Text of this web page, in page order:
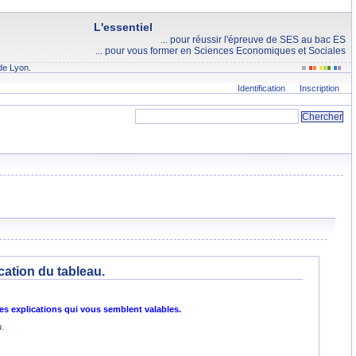
L'essentiel
... pour réussir l'épreuve de SES au bac ES
... pour vous former en Sciences Economiques et Sociales
Lyon.
Identification Inscription
du tableau.
explications qui vous semblent valables.